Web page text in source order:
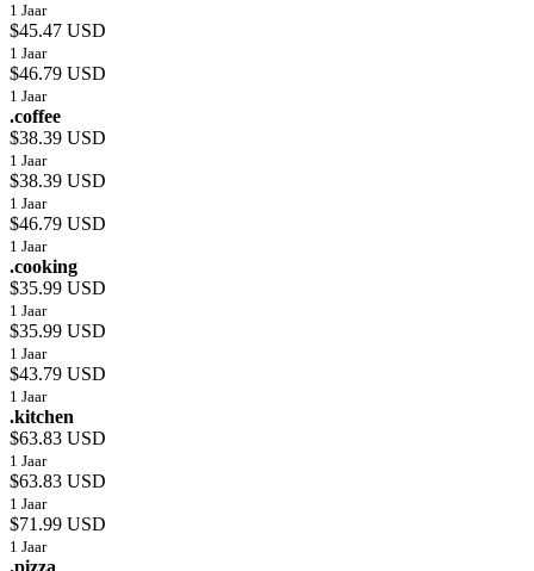
1 Jaar
$45.47 USD
1 Jaar
$46.79 USD
1 Jaar
.coffee
$38.39 USD
1 Jaar
$38.39 USD
1 Jaar
$46.79 USD
1 Jaar
.cooking
$35.99 USD
1 Jaar
$35.99 USD
1 Jaar
$43.79 USD
1 Jaar
.kitchen
$63.83 USD
1 Jaar
$63.83 USD
1 Jaar
$71.99 USD
1 Jaar